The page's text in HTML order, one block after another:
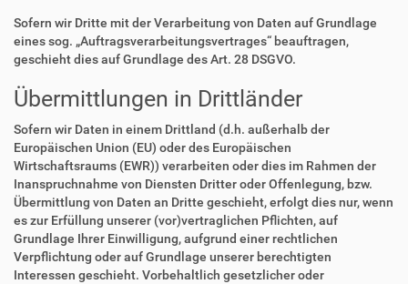
Sofern wir Dritte mit der Verarbeitung von Daten auf Grundlage
eines sog. „Auftragsverarbeitungsvertrages“ beauftragen,
geschieht dies auf Grundlage des Art. 28 DSGVO.
Übermittlungen in Drittländer
Sofern wir Daten in einem Drittland (d.h. außerhalb der
Europäischen Union (EU) oder des Europäischen
Wirtschaftsraums (EWR)) verarbeiten oder dies im Rahmen der
Inanspruchnahme von Diensten Dritter oder Offenlegung, bzw.
Übermittlung von Daten an Dritte geschieht, erfolgt dies nur, wenn
es zur Erfüllung unserer (vor)vertraglichen Pflichten, auf
Grundlage Ihrer Einwilligung, aufgrund einer rechtlichen
Verpflichtung oder auf Grundlage unserer berechtigten
Interessen geschieht. Vorbehaltlich gesetzlicher oder